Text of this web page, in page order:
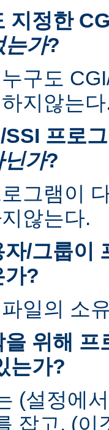
지정한
는가?
구도
지않는
SSI 프로
닌가?
그램이
않는다.
/그룹이
가?
일의 소
을 위해
는가?
(설정에
잡고, (